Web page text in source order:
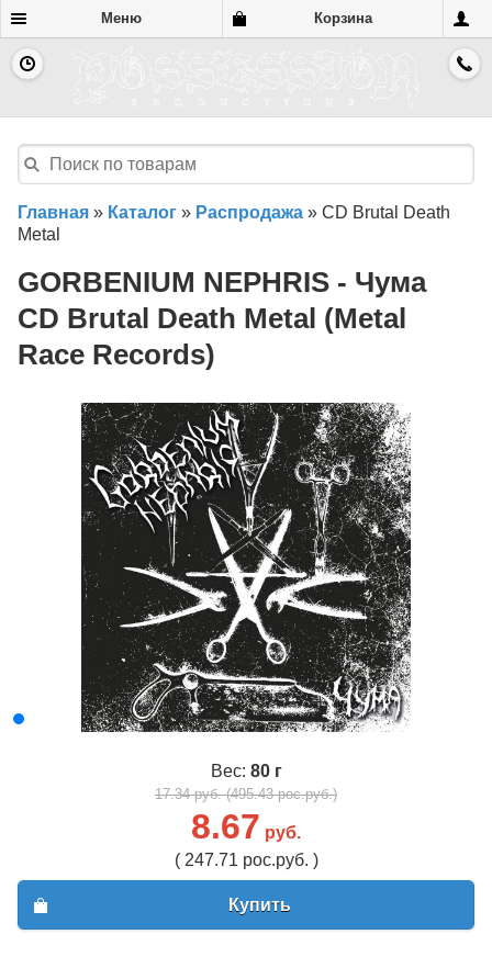
Меню Корзина
Главная » Каталог » Распродажа » CD Brutal Death
Metal
GORBENIUM NEPHRIS - Чума
CD Brutal Death Metal (Metal
Race Records)
Вес: 80 г
17.34 руб. (495.43 рос.руб.)
8.67 руб.
( 247.71 рос.руб. )
Купить